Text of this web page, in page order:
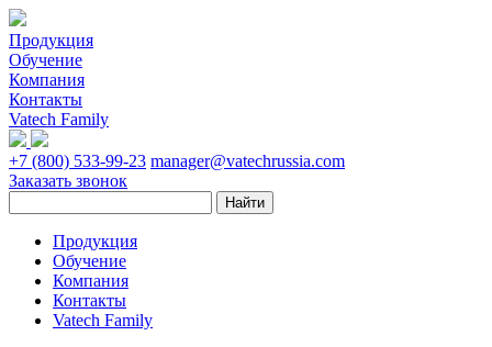
Продукция
Обучение
Компания
Контакты
Vatech Family
+7 (800) 533-99-23 manager@vatechrussia.com
Заказать звонок
Продукция
Обучение
Компания
Контакты
Vatech Family